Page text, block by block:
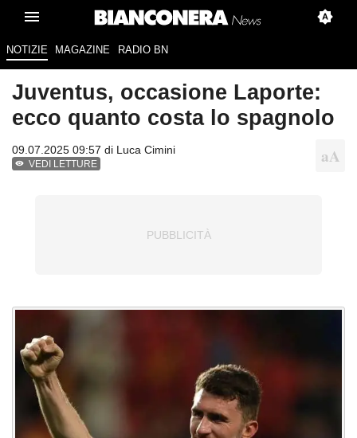
NOTIZIE MAGAZINE RADIO BN
Juventus, occasione Laporte:
ecco quanto costa lo spagnolo
09.07.2025 09:57 di Luca Cimini
VEDI LETTURE